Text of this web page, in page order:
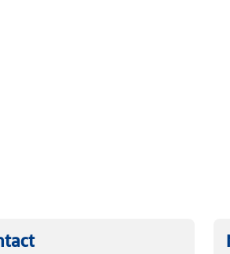
gewicht van 6,9 kg zeer licht,